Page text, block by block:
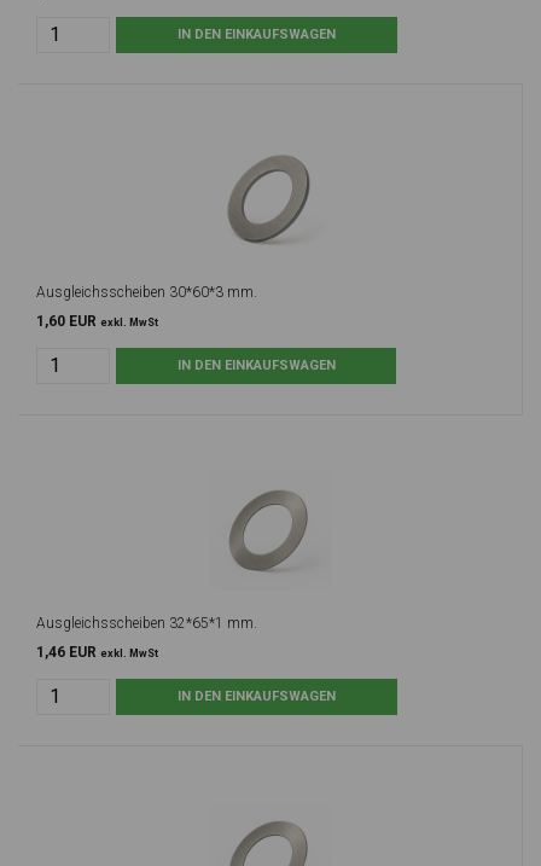
Ausgleichsscheiben 30*60*3 mm.
1,60 EUR exkl. MwSt
Ausgleichsscheiben 32*65*1 mm.
1,46 EUR exkl. MwSt